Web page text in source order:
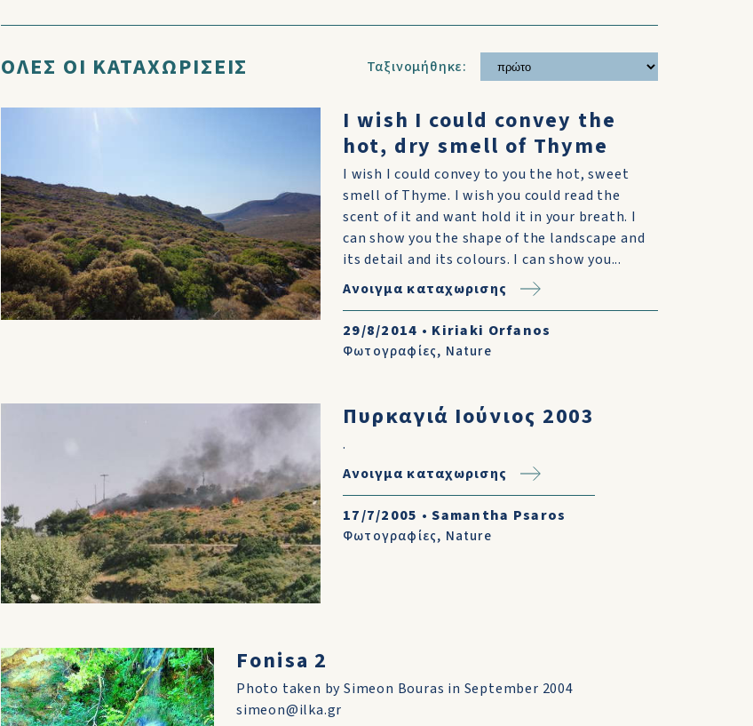
ΟΛΕΣ ΟΙ ΚΑΤΑΧΩΡΙΣΕΙΣ Ταξινομήθηκε:
I wish I could convey the
hot, dry smell of Thyme
I wish I could convey to you the hot, sweet
smell of Thyme. I wish you could read the
scent of it and want hold it in your breath. I
can show you the shape of the landscape and
its detail and its colours. I can show you...
Ανοιγμα καταχωρισης
29/8/2014 • Kiriaki Orfanos
Φωτογραφίες, Nature
Πυρκαγιά Ιούνιος 2003
.
Ανοιγμα καταχωρισης
17/7/2005 •Samantha Psaros
Φωτογραφίες, Nature
Fonisa 2
Photo taken by Simeon Bouras in September 2004
simeon@ilka.gr